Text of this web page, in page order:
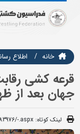
خانه اطلاع
قرعه کشی
جهان بعد از
لینک کوتاه: .aspx